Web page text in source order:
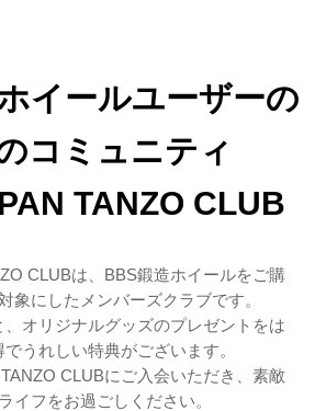
イールユーザーの
コミュニティ
TANZO CLUB
CLUBは、BBS鍛造ホイールをご購
象にしたメンバーズクラブです。
、オリジナルグッズのプレゼントをは
でうれしい特典がございます。
CLUBにご入会いただき、素敵
イフをお過ごしください。